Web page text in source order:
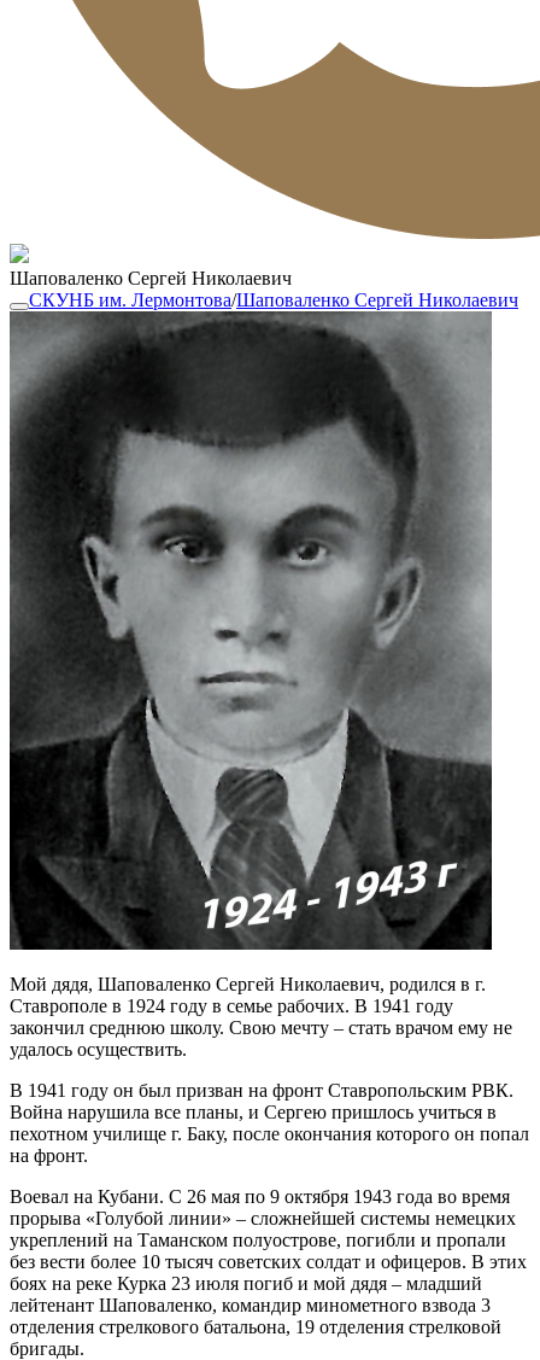
Шаповаленко Сергей Николаевич
СКУНБ им. Лермонтова/Шаповаленко Сергей Николаевич
Мой дядя, Шаповаленко Сергей Николаевич, родился в г.
Ставрополе в 1924 году в семье рабочих. В 1941 году
закончил среднюю школу. Свою мечту – стать врачом ему не
удалось осуществить.
В 1941 году он был призван на фронт Ставропольским РВК.
Война нарушила все планы, и Сергею пришлось учиться в
пехотном училище г. Баку, после окончания которого он попал
на фронт.
Воевал на Кубани. С 26 мая по 9 октября 1943 года во время
прорыва «Голубой линии» – сложнейшей системы немецких
укреплений на Таманском полуострове, погибли и пропали
без вести более 10 тысяч советских солдат и офицеров. В этих
боях на реке Курка 23 июля погиб и мой дядя – младший
лейтенант Шаповаленко, командир минометного взвода 3
отделения стрелкового батальона, 19 отделения стрелковой
бригады.